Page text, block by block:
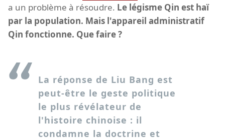
a un problème à résoudre. Le légisme Qin est haï
par la population. Mais l'appareil administratif
Qin fonctionne. Que faire ?
La réponse de Liu Bang est
peut-être le geste politique
le plus révélateur de
l'histoire chinoise : il
condamne la doctrine et